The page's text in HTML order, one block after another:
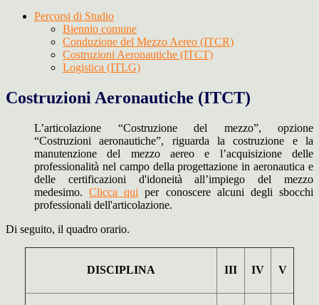
Percorsi di Studio
Biennio comune
Conduzione del Mezzo Aereo (ITCR)
Costruzioni Aeronautiche (ITCT)
Logistica (ITLG)
Costruzioni Aeronautiche (ITCT)
L’articolazione “Costruzione del mezzo”, opzione
“Costruzioni aeronautiche”, riguarda la costruzione e la
manutenzione del mezzo aereo e l’acquisizione delle
professionalità nel campo della progettazione in aeronautica e
delle certificazioni d'idoneità all’impiego del mezzo
medesimo.Clicca qui per conoscere alcuni degli sbocchi
professionali dell'articolazione.
Di seguito, il quadro orario.
DISCIPLINA III IV V